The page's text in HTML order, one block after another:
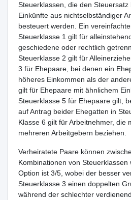
Steuerklassen, die den
Einkünfte aus nichtselbständiger
besteuert werden. Ein
Steuerklasse 1 gilt für
geschiedene oder rechtlich
Steuerklasse 2 gilt für
3 für Ehepaare, bei denen ein
höheres Einkommen als der
gilt für Ehepaare mit ähnlichem
Steuerklasse 5 für Ehepaare gilt,
auf Antrag beider Ehegatten in
Klasse 6 gilt für Arbeitnehmer, die
mehreren Arbeitgebern beziehen.
Verheiratete Paare können
Kombinationen von Steuerklassen
Option ist 3/5, wobei der besser
Steuerklasse 3 einen doppelten
während der schlechter